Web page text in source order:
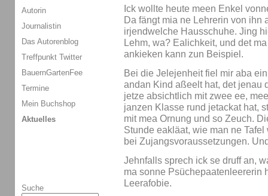
Ick wollte heute meen Enkel
Da fängt mia ne Lehrerin von ihn
irjendwelche Hausschuhe. Jing
Lehm, wa? Ealichkeit, und det
ankieken kann zun Beispiel.
Bei die Jelejenheit fiel mir aba
andan Kind aßeelt hat, det jenau
jetze absichtlich mit zwee ee,
janzen Klasse rund jetackat hat,
mit mea Ornung und so Zeuch.
Stunde eakläat, wie man ne
bei Zujangsvoraussetzungen.
Jehnfalls sprech ick se druff an,
ma sonne Psüchepaatenleererin
Leerafobie.
Autorin
Journalistin
Das Autorenblog
Treffpunkt Twitter
BauernGartenFee
Termine
Mein Buchshop
Aktuelles
Suche